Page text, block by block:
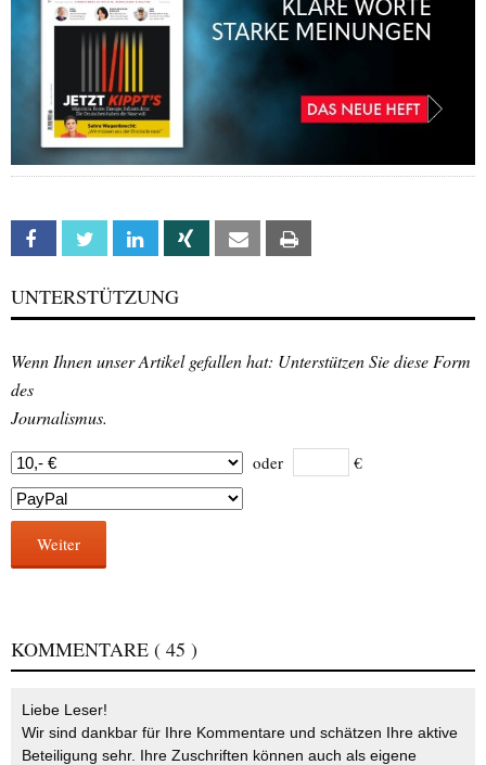
Facebook Twitter Linkedin Xing Email
UNTERSTÜTZUNG
Wenn Ihnen unser Artikel gefallen hat: Unterstützen Sie diese Form
des
Journalismus.
oder €
Weiter
KOMMENTARE ( 45 )
Liebe Leser!
Wir sind dankbar für Ihre Kommentare und schätzen Ihre aktive
Beteiligung sehr. Ihre Zuschriften können auch als eigene